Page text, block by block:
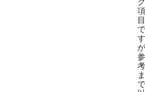
ク
項
目
で
す
が
参
考
ま
で